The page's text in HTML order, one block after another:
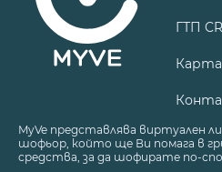
ГТП
MyVe представлява виртуален
шофьор, който ще Ви помага в
средства, за да шофирате по-